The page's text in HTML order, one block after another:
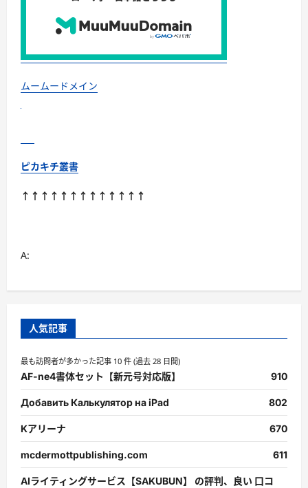
ムームードメイン
ピカキチ叢書
↑↑↑↑↑↑↑↑↑↑↑↑↑
A:
人気記事
最も訪問者が多かった記事 10 件 (過去 28 日間)
AF-ne4書体セット【新元号対応版】 910
Добавить Калькулятор на iPad 802
Kアリーナ 670
mcdermottpublishing.com 611
AIライティングサービス【SAKUBUN】 の評判、良い 口コ